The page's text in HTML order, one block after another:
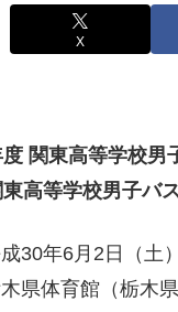
X
度 関東高等学校
高等学校男子バ
30年6月2日（土
県体育館（栃木県